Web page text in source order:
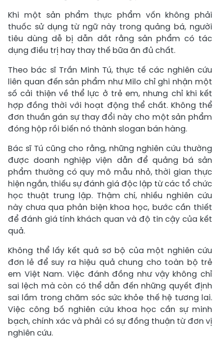
Khi một sản phẩm thực phẩm vốn không phải
thuốc sử dụng từ ngữ này trong quảng bá, người
tiêu dùng dễ bị dẫn dắt rằng sản phẩm có tác
dụng điều trị hay thay thế bữa ăn đủ chất.
Theo bác sĩ Trần Minh Tú, thực tế các nghiên cứu
liên quan đến sản phẩm như Milo chỉ ghi nhận một
số cải thiện về thể lực ở trẻ em, nhưng chỉ khi kết
hợp đồng thời với hoạt động thể chất. Không thể
đơn thuần gán sự thay đổi này cho một sản phẩm
đóng hộp rồi biến nó thành slogan bán hàng.
Bác sĩ Tú cũng cho rằng, những nghiên cứu thường
được doanh nghiệp viện dẫn để quảng bá sản
phẩm thường có quy mô mẫu nhỏ, thời gian thực
hiện ngắn, thiếu sự đánh giá độc lập từ các tổ chức
học thuật trung lập. Thậm chí, nhiều nghiên cứu
này chưa qua phản biện khoa học, bước cần thiết
để đánh giá tính khách quan và độ tin cậy của kết
quả.
Không thể lấy kết quả sơ bộ của một nghiên cứu
đơn lẻ để suy ra hiệu quả chung cho toàn bộ trẻ
em Việt Nam. Việc đánh đồng như vậy không chỉ
sai lệch mà còn có thể dẫn đến những quyết định
sai lầm trong chăm sóc sức khỏe thế hệ tương lai.
Việc công bố nghiên cứu khoa học cần sự minh
bạch, chính xác và phải có sự đồng thuận từ đơn vị
nghiên cứu.